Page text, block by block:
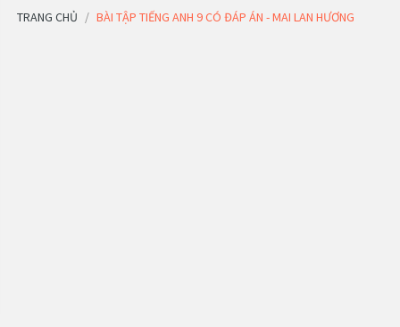
TRANG CHỦ BÀI TẬP TIẾNG ANH 9 CÓ ĐÁP ÁN - MAI LAN HƯƠNG